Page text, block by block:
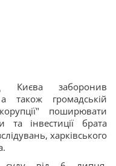
Києва заборонив
також громадській
поширювати
інвестиції брата
харківського